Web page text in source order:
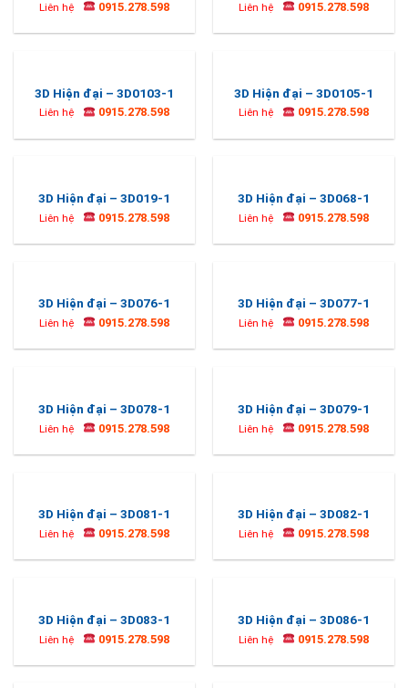
Liên hệ 0915.278.598 Liên hệ 0915.278.598
3D Hiện đại – 3D0103-1
Liên hệ 0915.278.598
3D Hiện đại – 3D0105-1
Liên hệ 0915.278.598
3D Hiện đại – 3D019-1
Liên hệ 0915.278.598
3D Hiện đại – 3D068-1
Liên hệ 0915.278.598
3D Hiện đại – 3D076-1
Liên hệ 0915.278.598
3D Hiện đại – 3D077-1
Liên hệ 0915.278.598
3D Hiện đại – 3D078-1
Liên hệ 0915.278.598
3D Hiện đại – 3D079-1
Liên hệ 0915.278.598
3D Hiện đại – 3D081-1
Liên hệ 0915.278.598
3D Hiện đại – 3D082-1
Liên hệ 0915.278.598
3D Hiện đại – 3D083-1
Liên hệ 0915.278.598
3D Hiện đại – 3D086-1
Liên hệ 0915.278.598